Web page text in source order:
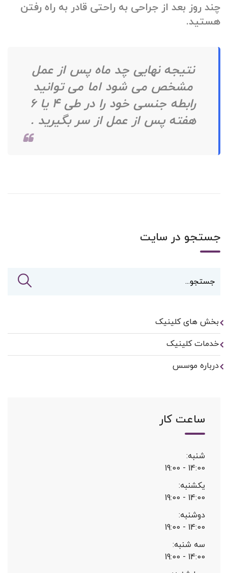
چند روز بعد از جراحی به راحتی قادر به راه رفتن
هستید.
نتیجه نهایی چد ماه پس از عمل
مشخص می شود اما می توانید
رابطه جنسی خود را در طی ۴ یا ۶
هفته پس از عمل از سر بگیرید .
جستجو در سایت
بخش های کلینیک
خدمات کلینیک
درباره موسس
ساعت کار
شنبه:
14:00 - 19:00
یکشنبه:
14:00 - 19:00
دوشنبه:
14:00 - 19:00
سه شنبه:
14:00 - 19:00